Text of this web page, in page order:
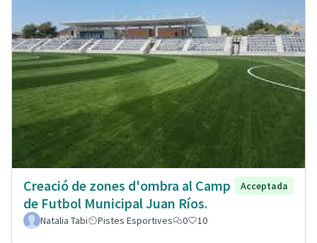
Creació de zones d'ombra al Camp
de Futbol Municipal Juan Ríos.
Acceptada
Natalia Tabi Pistes Esportives 0 10